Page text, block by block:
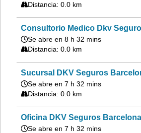
Distancia: 0.0 km
Consultorio Medico Dkv
Se abre en 8 h 32 mins
Distancia: 0.0 km
Sucursal DKV Seguros
Se abre en 7 h 32 mins
Distancia: 0.0 km
Oficina DKV Seguros Barcelona
Se abre en 7 h 32 mins